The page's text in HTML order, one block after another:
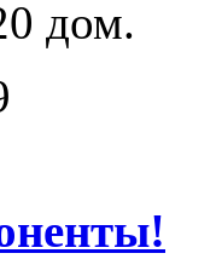
дом.